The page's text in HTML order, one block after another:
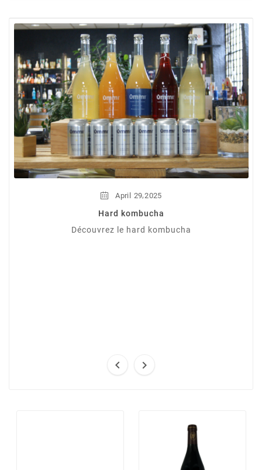
April 29,2025
Hard kombucha
Découvrez le hard kombucha
 